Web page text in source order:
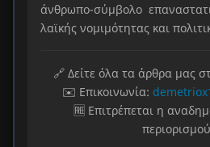
άνθρωπο-σύμβολο
λαϊκής νομιμότητας και
🔗 Δείτε όλα τα άρθρα μας
✉️ Επικοινωνία:
🆓 Επιτρέπεται η